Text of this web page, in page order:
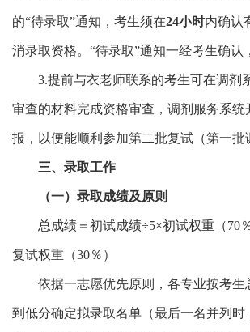
的“待录取”通知，考生须在24小时内确认
消录取资格。“待录取”通知一经考生确认
3.提前与衣老师联系的考生可在调剂
审查的材料完成资格审查，调剂服务系统
报，以便能顺利参加第二批复试（第一批
三、录取工作
（一）录取成绩及原则
总成绩＝初试成绩÷5×初试权重（70
复试权重（30％）
依据一志愿优先原则，各专业按考生
到低分确定拟录取名单（最后一名并列时